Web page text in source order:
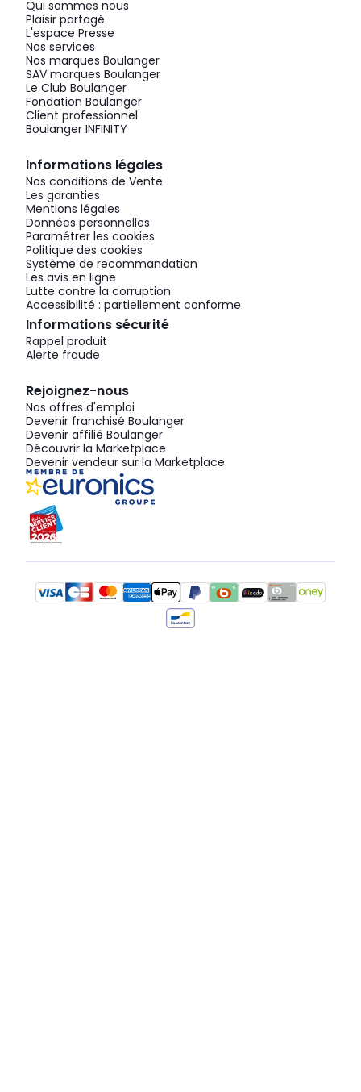
Qui sommes nous
Plaisir partagé
L'espace Presse
Nos services
Nos marques Boulanger
SAV marques Boulanger
Le Club Boulanger
Fondation Boulanger
Client professionnel
Boulanger INFINITY
Informations légales
Nos conditions de Vente
Les garanties
Mentions légales
Données personnelles
Paramétrer les cookies
Politique des cookies
Système de recommandation
Les avis en ligne
Lutte contre la corruption
Accessibilité : partiellement conforme
Informations sécurité
Rappel produit
Alerte fraude
Rejoignez-nous
Nos offres d'emploi
Devenir franchisé Boulanger
Devenir affilié Boulanger
Découvrir la Marketplace
Devenir vendeur sur la Marketplace